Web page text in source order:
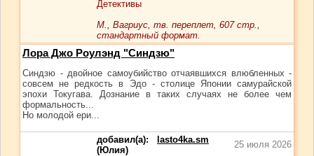
Детективы
М., Вагриус, тв. переплет, 607 стр.,
стандартный формат.
Лора Джо Роулэнд "Синдзю"
Синдзю - двойное самоубийство отчаявшихся влюбленных -
совсем не редкость в Эдо - столице Японии самурайской
эпохи Токугава. Дознание в таких случаях не более чем
формальность...
Но молодой ери...
добавил(а):
lasto4ka.sm
(Юлия)
25 июля 2026